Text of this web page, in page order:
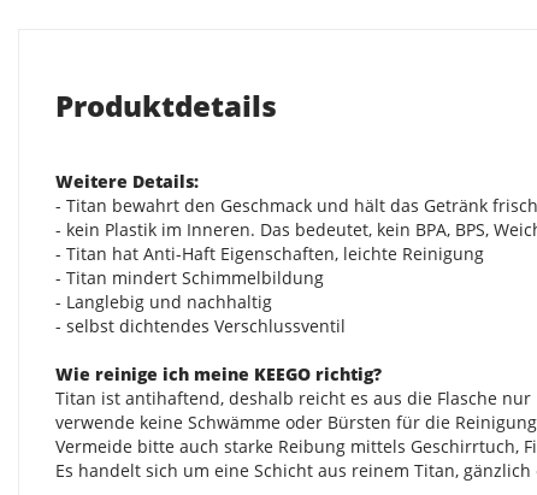
Produktdetails
Weitere Details:
- Titan bewahrt den Geschmack und hält das Getränk frisch
- kein Plastik im Inneren. Das bedeutet, kein BPA, BPS,
- Titan hat Anti-Haft Eigenschaften, leichte Reinigung
- Titan mindert Schimmelbildung
- Langlebig und nachhaltig
- selbst dichtendes Verschlussventil
Wie reinige ich meine KEEGO richtig?
Titan ist antihaftend, deshalb reicht es aus die Flasche
verwende keine Schwämme oder Bürsten für die
Vermeide bitte auch starke Reibung mittels Geschirrtuch,
Es handelt sich um eine Schicht aus reinem Titan,